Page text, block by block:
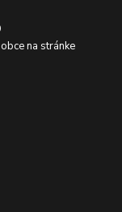
na stránke